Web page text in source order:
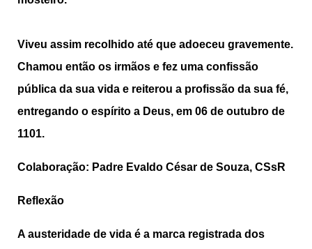
Viveu assim recolhido até que adoeceu gravemente.
Chamou então os irmãos e fez uma confissão
pública da sua vida e reiterou a profissão da sua fé,
entregando o espírito a Deus, em 06 de outubro de
1101.
Colaboração: Padre Evaldo César de Souza, CSsR
Reflexão
A austeridade de vida é a marca registrada dos